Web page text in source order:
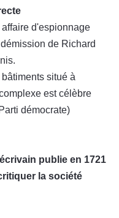
d'espionnage
de Richard
situé à
est célèbre
démocrate)
publie en 1721
la société